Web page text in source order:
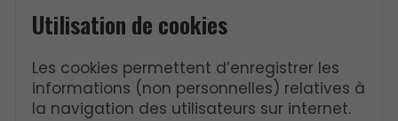
Utilisation de cookies
Les cookies permettent d’enregistrer les
informations (non personnelles) relatives à
la navigation des utilisateurs sur internet.